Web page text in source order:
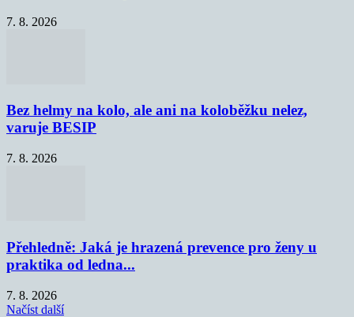
7. 8. 2026
Bez helmy na kolo, ale ani na koloběžku nelez,
varuje BESIP
7. 8. 2026
Přehledně: Jaká je hrazená prevence pro ženy u
praktika od ledna...
7. 8. 2026
Načíst další